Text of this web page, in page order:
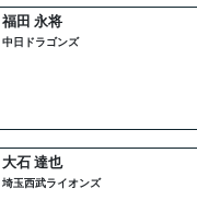
福田 永将
中日ドラゴンズ
大石 達也
埼玉西武ライオンズ